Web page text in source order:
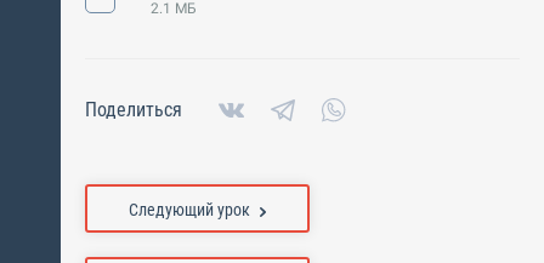
2.1 МБ
Поделиться
Следующий урок